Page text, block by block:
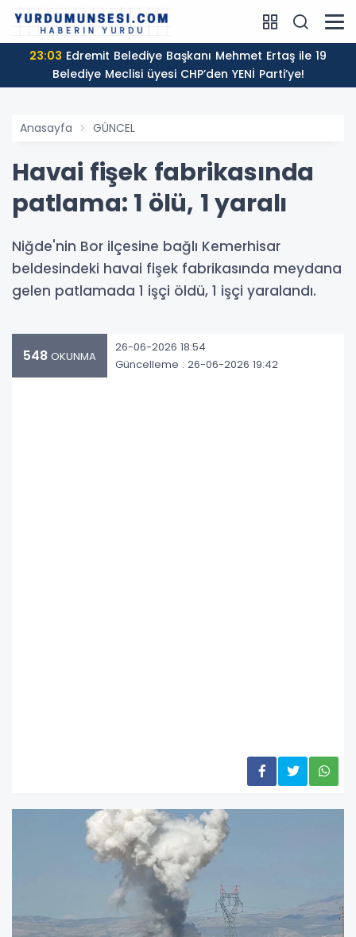
23:03
Belediye Meclisi üyesi CHP’den YENİ Parti’ye!
Anasayfa GÜNCEL
Havai fişek fabrikasında
patlama: 1 ölü, 1 yaralı
Niğde'nin Bor ilçesine bağlı Kemerhisar
beldesindeki havai fişek fabrikasında meydana
gelen patlamada 1 işçi öldü, 1 işçi yaralandı.
548 OKUNMA
26-06-2026 18:54
Güncelleme : 26-06-2026 19:42